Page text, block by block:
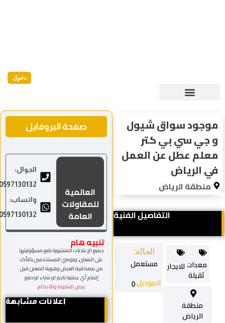
دخول
موجود سواق شيول
و جي سي بي كتر
معلم عطل عن العمل
في الرياض
منطقة الرياض
التفاصيل الفنية
الحالة:
مستعمل
الموديل:0
منطقة
الرياض
معدات
ثقيلة
للايجار
صفحة البروفايل
العالمية
للمقاولات
العامة
الجوال:
0597130132
واتساب:
0597130132
تنبيه هام
جميع الإعلانات المنشورة تقع مسؤوليتها
على المعلن، ونوصي المستخدمين بالتأكد
من مصداقية العرض وهوية المعلن قبل
إتمام أي عملية تاجير او شراء او دفع
عرض الشروط والأحكام
اعلانات مشابهة